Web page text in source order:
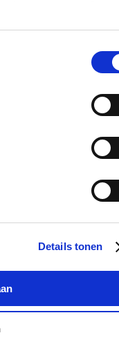
Details tonen
het labo
beslag worden